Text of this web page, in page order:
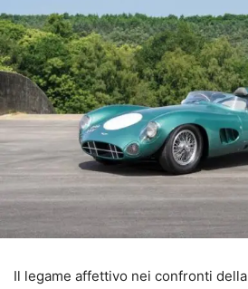
Il legame affettivo nei confronti della